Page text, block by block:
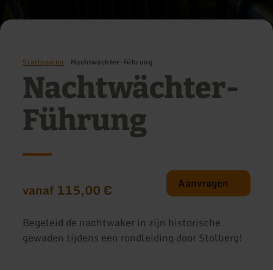
Startpagina Nachtwächter-Führung
Nachtwächter-
Führung
vanaf 115,00 € Aanvragen
Begeleid de nachtwaker in zijn historische
gewaden tijdens een rondleiding door Stolberg!